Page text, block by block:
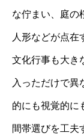
な佇まい、庭の
人形などが点在
文化行事も大き
入っただけで異
的にも視覚的に
間帯選びを工夫